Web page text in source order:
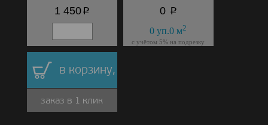
1 450p 0 p
0 уп.0 м2
с учётом 5% на подрезку
в корзину,
заказ в 1 клик